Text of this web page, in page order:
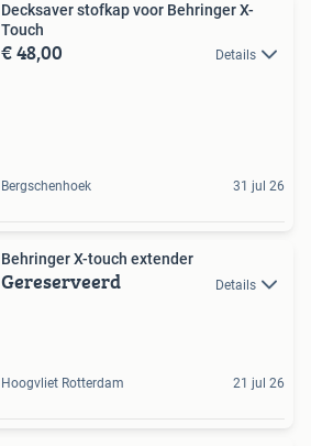
Decksaver stofkap voor Behringer X-
Touch
€ 48,00 Details
Bergschenhoek 31 jul 26
Behringer X-touch extender
Gereserveerd Details
Hoogvliet Rotterdam 21 jul 26